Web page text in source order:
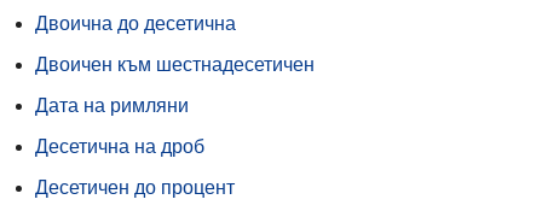
Двоична до десетична
Двоичен към шестнадесетичен
Дата на римляни
Десетична на дроб
Десетичен до процент